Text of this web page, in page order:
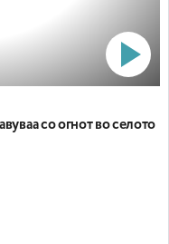
со огнот во селото